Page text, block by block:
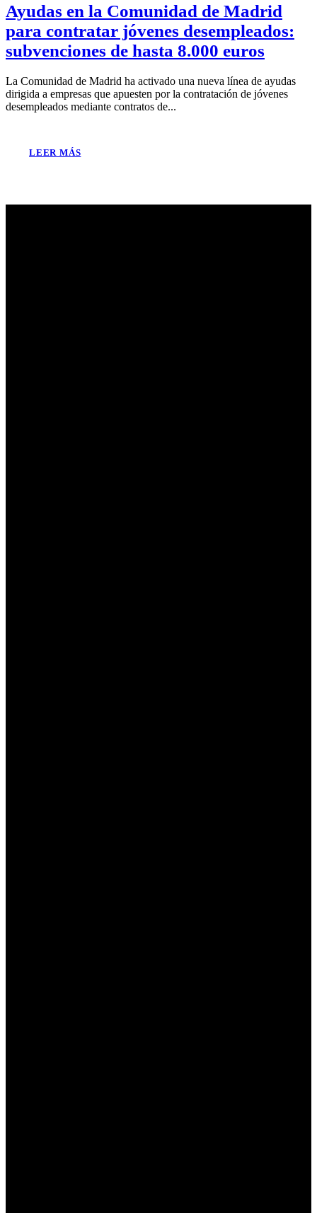
Ayudas en la Comunidad de Madrid
para contratar jóvenes desempleados:
subvenciones de hasta 8.000 euros
La Comunidad de Madrid ha activado una nueva línea de ayudas
dirigida a empresas que apuesten por la contratación de jóvenes
desempleados mediante contratos de...
LEER MÁS